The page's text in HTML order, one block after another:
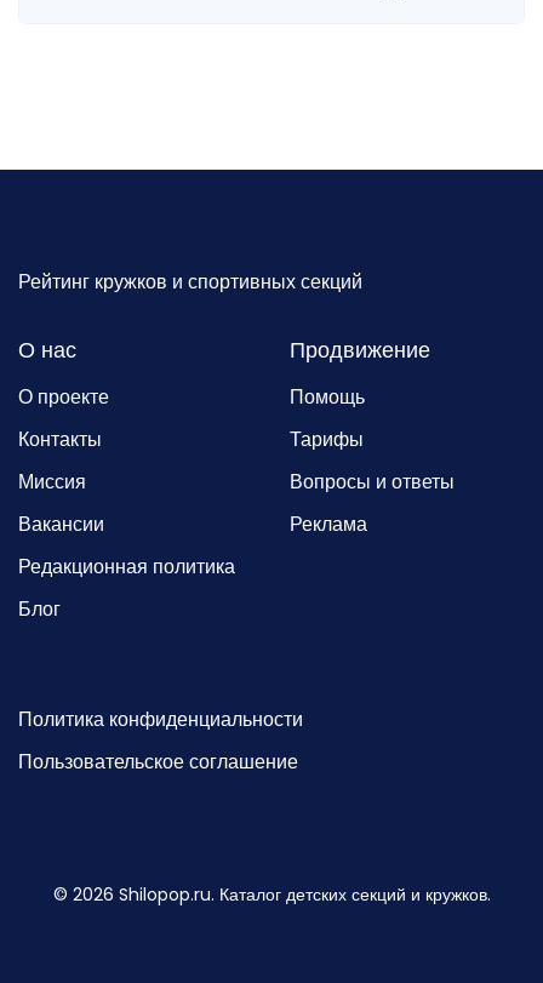
Рейтинг кружков и спортивных секций
О нас
О проекте
Контакты
Миссия
Вакансии
Редакционная политика
Блог
Продвижение
Помощь
Тарифы
Вопросы и ответы
Реклама
Политика конфиденциальности
Пользовательское соглашение
© 2026 Shilopop.ru. Каталог детских секций и кружков.